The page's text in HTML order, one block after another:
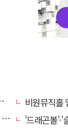
비원뮤직홀
'드래곤볼'·'